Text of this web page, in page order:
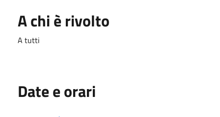
A chi è rivolto
A tutti
Date e orari